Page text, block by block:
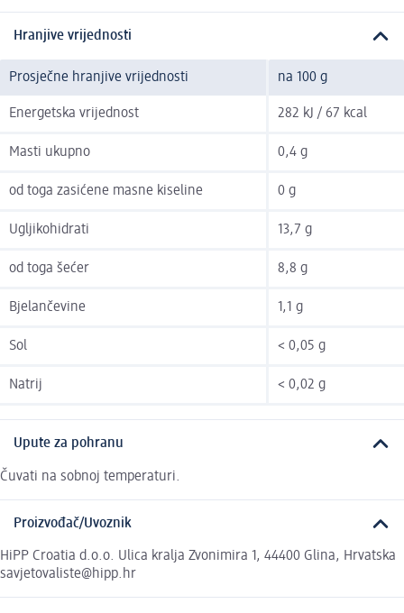
Hranjive vrijednosti
Prosječne hranjive vrijednosti na 100 g
Energetska vrijednost 282 kJ / 67 kcal
Masti ukupno 0,4 g
od toga zasićene masne kiseline 0 g
Ugljikohidrati 13,7 g
od toga šećer 8,8 g
Bjelančevine 1,1 g
Sol < 0,05 g
Natrij < 0,02 g
Upute za pohranu
Čuvati na sobnoj temperaturi.
Proizvođač/Uvoznik
HiPP Croatia d.o.o. Ulica kralja Zvonimira 1, 44400 Glina, Hrvatska
savjetovaliste@hipp.hr